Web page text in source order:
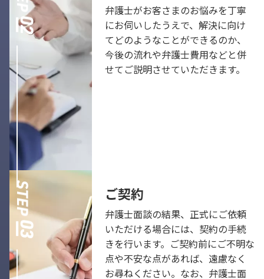
弁護士がお客さまのお悩みを丁寧
にお伺いしたうえで、解決に向け
てどのようなことができるのか、
今後の流れや弁護士費用などと併
せてご説明させていただきます。
ご契約
弁護士面談の結果、正式にご依頼
いただける場合には、契約の手続
きを行います。ご契約前にご不明な
点や不安な点があれば、遠慮なく
お尋ねください。なお、弁護士面